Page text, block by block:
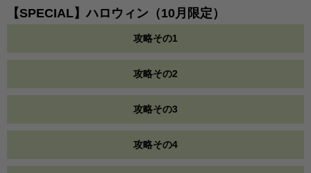
【SPECIAL】ハロウィン（10月限定）
攻略その1
攻略その2
攻略その3
攻略その4